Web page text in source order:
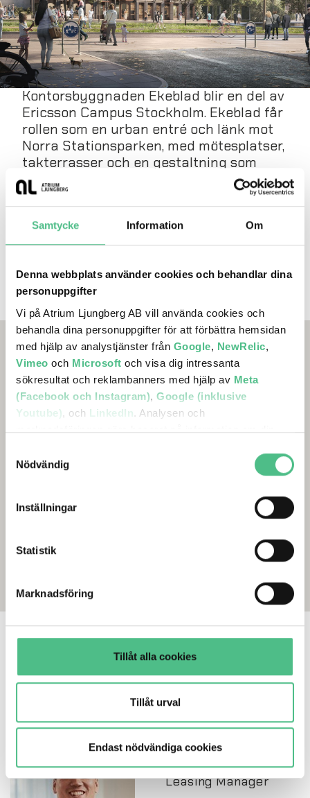
Samtycke Information Om
Denna webbplats använder cookies och behandlar dina
personuppgifter
Vi på Atrium Ljungberg AB vill använda cookies och
behandla dina personuppgifter för att förbättra hemsidan
med hjälp av analystjänster från Google, NewRelic,
Vimeo och Microsoft och visa dig intressanta
sökresultat och reklambanners med hjälp av Meta
(Facebook och Instagram), Google (inklusive
Youtube), och LinkedIn. Analysen och
marknadsföringen görs baserat på information om din
annan information om hur du använder hemsidan och
information som dessa tjänster har om dig sedan tidigare.
Det är helt frivilligt att lämna ditt samtycke nedan och du
dessutom själv kontrollera vilka cookies vi får använda
Nödvändig
Inställningar
Statistik
Marknadsföring
Tillåt alla cookies
Tillåt urval
Endast nödvändiga cookies
Kontorsbyggnaden Ekeblad blir en del av
Ericsson Campus Stockholm. Ekeblad får
rollen som en urban entré och länk mot
Norra Stationsparken, med mötesplatser,
takterrasser och en gestaltning som
öppnar campuset mot stadsdelen.
Alla fastigheter i Ericsson Campus
Stockholm utvecklas som delar av en
sammanhållen kontorsmiljö, med korta
vardagen, mötesplatser och stadsliv.
Intresserad? Kontakta
oss!
Alexander Yü
Leasing Manager